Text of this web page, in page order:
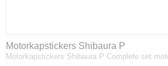
Motorkapstickers Shibaura P
Motorkapstickers Shibaura P Complete set